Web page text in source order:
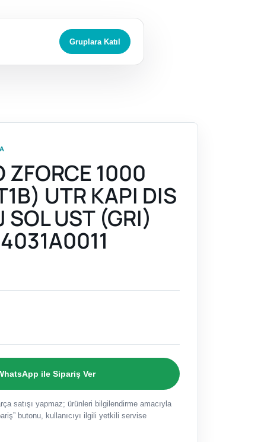
Gruplara Katıl
ZFORCE 1000
UTR KAPI DIS
SOL UST (GRI)
ile Sipariş Ver
satışı yapmaz; ürünleri bilgilendirme amacıyla
butonu, kullanıcıyı ilgili yetkili servise